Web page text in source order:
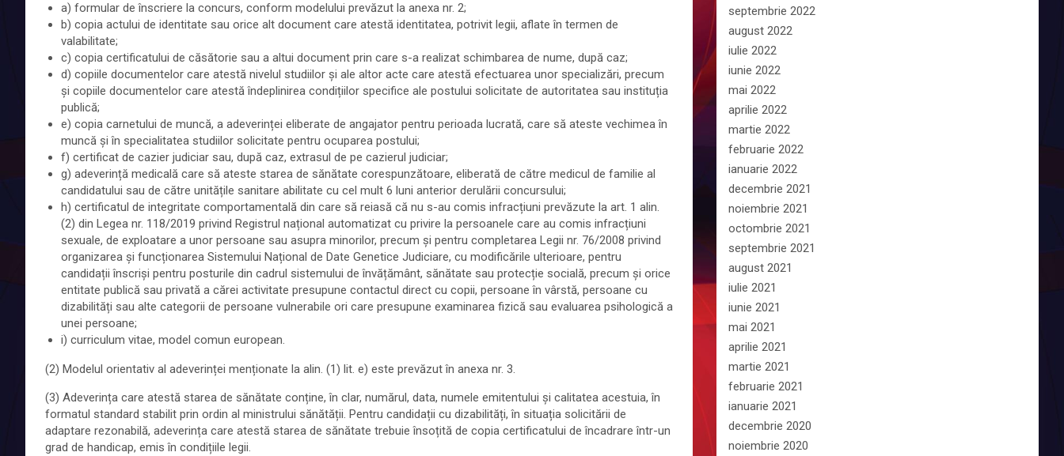
a) formular de înscriere la concurs, conform modelului prevăzut la anexa nr. 2;
b) copia actului de identitate sau orice alt document care atestă identitatea, potrivit legii, aflate în termen de
valabilitate;
c) copia certificatului de căsătorie sau a altui document prin care s-a realizat schimbarea de nume, după caz;
d) copiile documentelor care atestă nivelul studiilor și ale altor acte care atestă efectuarea unor specializări, precum
și copiile documentelor care atestă îndeplinirea condițiilor specifice ale postului solicitate de autoritatea sau instituția
publică;
e) copia carnetului de muncă, a adeverinței eliberate de angajator pentru perioada lucrată, care să ateste vechimea în
muncă și în specialitatea studiilor solicitate pentru ocuparea postului;
f) certificat de cazier judiciar sau, după caz, extrasul de pe cazierul judiciar;
g) adeverință medicală care să ateste starea de sănătate corespunzătoare, eliberată de către medicul de familie al
candidatului sau de către unitățile sanitare abilitate cu cel mult 6 luni anterior derulării concursului;
h) certificatul de integritate comportamentală din care să reiasă că nu s-au comis infracțiuni prevăzute la art. 1 alin.
(2) din Legea nr. 118/2019 privind Registrul național automatizat cu privire la persoanele care au comis infracțiuni
sexuale, de exploatare a unor persoane sau asupra minorilor, precum și pentru completarea Legii nr. 76/2008 privind
organizarea și funcționarea Sistemului Național de Date Genetice Judiciare, cu modificările ulterioare, pentru
candidații înscriși pentru posturile din cadrul sistemului de învățământ, sănătate sau protecție socială, precum și orice
entitate publică sau privată a cărei activitate presupune contactul direct cu copii, persoane în vârstă, persoane cu
dizabilități sau alte categorii de persoane vulnerabile ori care presupune examinarea fizică sau evaluarea psihologică a
unei persoane;
i) curriculum vitae, model comun european.
(2) Modelul orientativ al adeverinței menționate la alin. (1) lit. e) este prevăzut în anexa nr. 3.
(3) Adeverința care atestă starea de sănătate conține, în clar, numărul, data, numele emitentului și calitatea acestuia, în
formatul standard stabilit prin ordin al ministrului sănătății. Pentru candidații cu dizabilități, în situația solicitării de
adaptare rezonabilă, adeverința care atestă starea de sănătate trebuie însoțită de copia certificatului de încadrare într-un
grad de handicap, emis în condițiile legii.
septembrie 2022
august 2022
iulie 2022
iunie 2022
mai 2022
aprilie 2022
martie 2022
februarie 2022
ianuarie 2022
decembrie 2021
noiembrie 2021
octombrie 2021
septembrie 2021
august 2021
iulie 2021
iunie 2021
mai 2021
aprilie 2021
martie 2021
februarie 2021
ianuarie 2021
decembrie 2020
noiembrie 2020